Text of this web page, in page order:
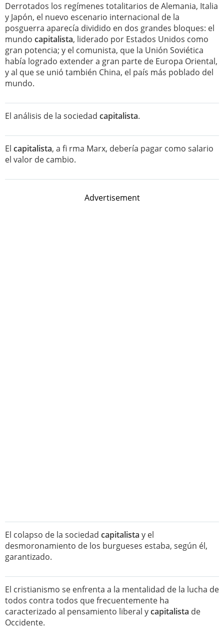
Derrotados los regímenes totalitarios de Alemania, Italia
y Japón, el nuevo escenario internacional de la
posguerra aparecía dividido en dos grandes bloques: el
mundo capitalista, liderado por Estados Unidos como
gran potencia; y el comunista, que la Unión Soviética
había logrado extender a gran parte de Europa Oriental,
y al que se unió también China, el país más poblado del
mundo.
El análisis de la sociedad capitalista.
El capitalista, a fi rma Marx, debería pagar como salario
el valor de cambio.
Advertisement
El colapso de la sociedad capitalista y el
desmoronamiento de los burgueses estaba, según él,
garantizado.
El cristianismo se enfrenta a la mentalidad de la lucha de
todos contra todos que frecuentemente ha
caracterizado al pensamiento liberal ycapitalista de
Occidente.